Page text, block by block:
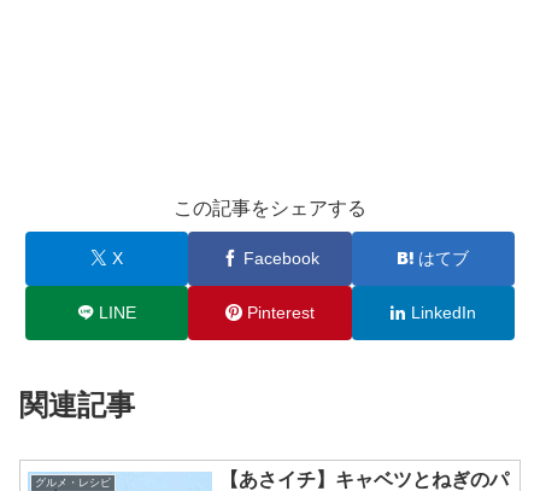
この記事をシェアする
X Facebook はてブ
LINE Pinterest LinkedIn
関連記事
グルメ・レシピ
【あさイチ】キャベツとねぎのパ